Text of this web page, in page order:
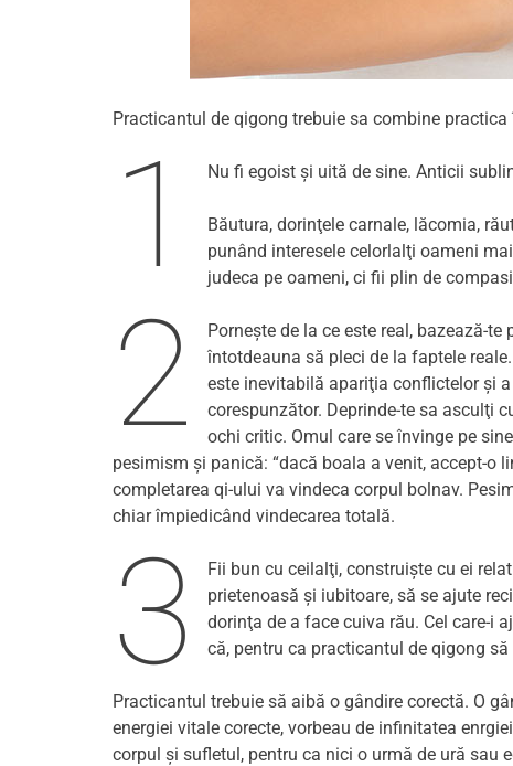
Practicantul de qigong trebuie sa combine
1 Nu fi egoist și uită de sine. Anticii
Băutura, dorinţele carnale, lăcomia,
punând interesele celorlalţi oameni
judeca pe oameni, ci fii plin de
2
Porneşte de la ce este real, bazează-
întotdeauna să pleci de la faptele
este inevitabilă apariţia conflictelor şi
corespunzător. Deprinde-te sa asculţi
ochi critic. Omul care se învinge pe
pesimism şi panică: “dacă boala a venit, accept-o
completarea qi-ului va vindeca corpul bolnav.
chiar împiedicând vindecarea totală.
3
Fii bun cu ceilalţi, construişte cu ei
prietenoasă şi iubitoare, să se ajute
dorinţa de a face cuiva rău. Cel care-i
că, pentru ca practicantul de qigong
Practicantul trebuie să aibă o gândire corectă. O
energiei vitale corecte, vorbeau de infinitatea
corpul şi sufletul, pentru ca nici o urmă de ură sau